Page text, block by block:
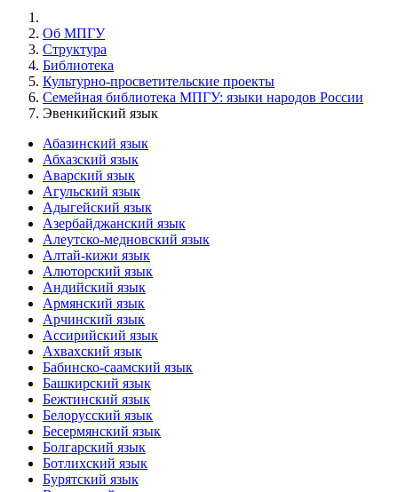
Об МПГУ
Структура
Библиотека
Культурно-просветительские проекты
Семейная библиотека МПГУ: языки народов России
Эвенкийский язык
Абазинский язык
Абхазский язык
Аварский язык
Агульский язык
Адыгейский язык
Азербайджанский язык
Алеутско-медновский язык
Алтай-кижи язык
Алюторский язык
Андийский язык
Армянский язык
Арчинский язык
Ассирийский язык
Ахвахский язык
Бабинско-саамский язык
Башкирский язык
Бежтинский язык
Белорусский язык
Бесермянский язык
Болгарский язык
Ботлихский язык
Бурятский язык